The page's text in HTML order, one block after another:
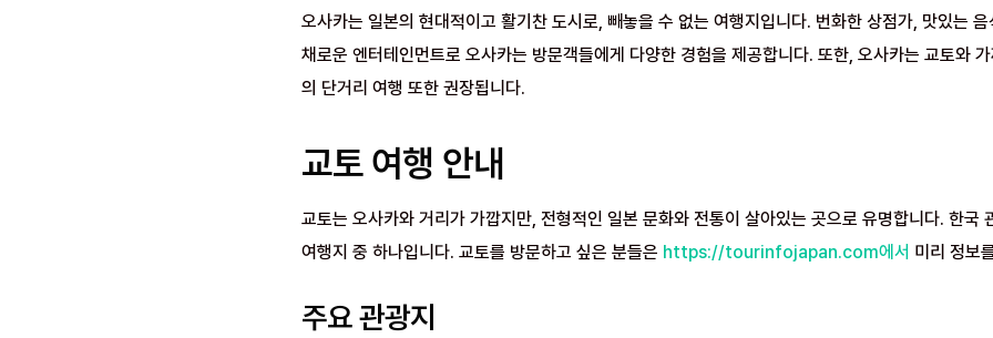
오사카는 일본의 현대적이고 활기찬 도시로, 빼놓을 수 없는 여행지입니다. 번화한 상점가, 맛있는
채로운 엔터테인먼트로 오사카는 방문객들에게 다양한 경험을 제공합니다. 또한, 오사카는 교토와
의 단거리 여행 또한 권장됩니다.
교토 여행 안내
교토는 오사카와 거리가 가깝지만, 전형적인 일본 문화와 전통이 살아있는 곳으로 유명합니다. 한국
여행지 중 하나입니다. 교토를 방문하고 싶은 분들은 https://tourinfojapan.com에서 미리 정보
주요 관광지